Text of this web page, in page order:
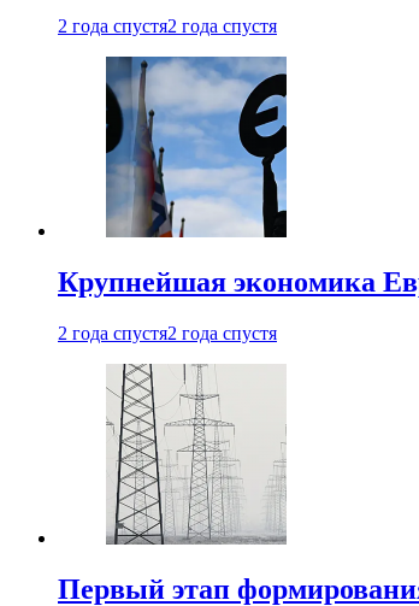
2 года спустя2 года спустя
Крупнейшая экономика
2 года спустя2 года спустя
Первый этап